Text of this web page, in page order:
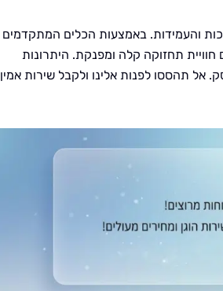
והעמידות. באמצעות הכלים המתקדמים
תחזוקה קלה ומפנקת. היתרונות
אל תהססו לפנות אלינו ולקבל שירות אמין